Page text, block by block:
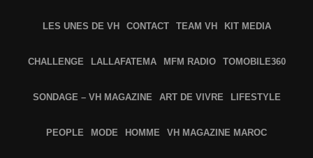
LES UNES DE VH CONTACT TEAM VH KIT MEDIA
CHALLENGE LALLAFATEMA MFM RADIO TOMOBILE360
SONDAGE – VH MAGAZINE ART DE VIVRE LIFESTYLE
PEOPLE MODE HOMME VH MAGAZINE MAROC